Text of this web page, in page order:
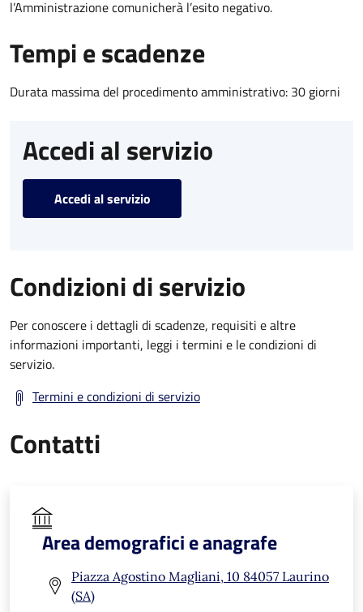
l’Amministrazione comunicherà l’esito negativo.
Tempi e scadenze
Durata massima del procedimento amministrativo: 30 giorni
Accedi al servizio
Accedi al servizio
Condizioni di servizio
Per conoscere i dettagli di scadenze, requisiti e altre
informazioni importanti, leggi i termini e le condizioni di
servizio.
Termini e condizioni di servizio
Contatti
Area demografici e anagrafe
Piazza Agostino Magliani, 10 84057 Laurino
(SA)